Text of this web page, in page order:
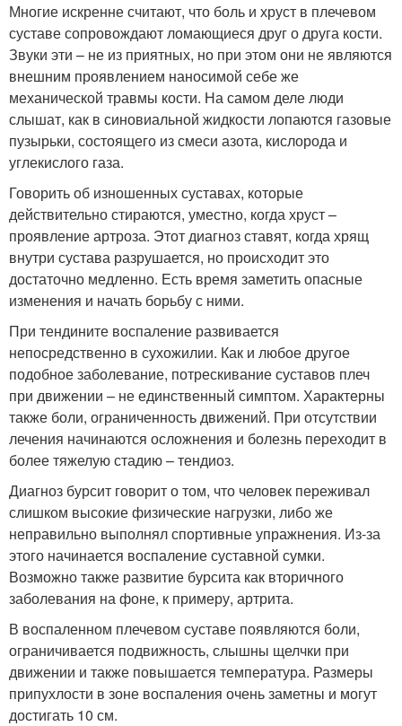
Многие искренне считают, что боль и хруст в плечевом
суставе сопровождают ломающиеся друг о друга кости.
Звуки эти – не из приятных, но при этом они не являются
внешним проявлением наносимой себе же
механической травмы кости. На самом деле люди
слышат, как в синовиальной жидкости лопаются газовые
пузырьки, состоящего из смеси азота, кислорода и
углекислого газа.
Говорить об изношенных суставах, которые
действительно стираются, уместно, когда хруст –
проявление артроза. Этот диагноз ставят, когда хрящ
внутри сустава разрушается, но происходит это
достаточно медленно. Есть время заметить опасные
изменения и начать борьбу с ними.
При тендините воспаление развивается
непосредственно в сухожилии. Как и любое другое
подобное заболевание, потрескивание суставов плеч
при движении – не единственный симптом. Характерны
также боли, ограниченность движений. При отсутствии
лечения начинаются осложнения и болезнь переходит в
более тяжелую стадию – тендиоз.
Диагноз бурсит говорит о том, что человек переживал
слишком высокие физические нагрузки, либо же
неправильно выполнял спортивные упражнения. Из-за
этого начинается воспаление суставной сумки.
Возможно также развитие бурсита как вторичного
заболевания на фоне, к примеру, артрита.
В воспаленном плечевом суставе появляются боли,
ограничивается подвижность, слышны щелчки при
движении и также повышается температура. Размеры
припухлости в зоне воспаления очень заметны и могут
достигать 10 см.